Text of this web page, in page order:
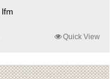
lfm
Quick View